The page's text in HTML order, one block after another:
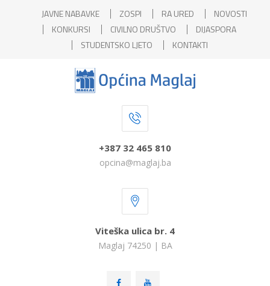
JAVNE NABAVKE ZOSPI RA URED
NOVOSTI
KONKURSI
CIVILNO DRUŠTVO
DIJASPORA
STUDENTSKO LJETO
KONTAKTI
+387 32 465 810
opcina@maglaj.ba
Viteška ulica br. 4
Maglaj 74250 | BA